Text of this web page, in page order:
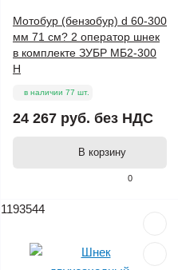
0
Мотобур (бензобур) d 60-300
мм 71 см? 2 оператор шнек
в комплекте ЗУБР МБ2-300
Н
в наличии 77 шт.
24 267 руб. без НДС
В корзину
1193544